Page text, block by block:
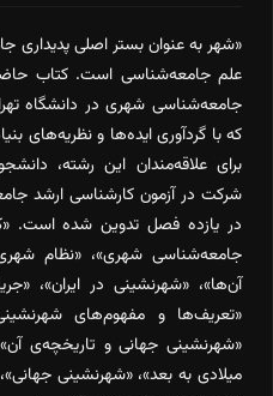
«شهر به عنوان بستر اصلی پدیداری
علم جامعه‌شناسی است. کتاب
جامعه‌شناسی شهری در دانشگاه
که با گردآوری ایده‌ها و نظریه‌های
برای علاقه‌مندان این رشته،
شرکت در آزمون کارشناسی ارشد
در یازده فصل تدوین شده است.
جامعه‌شناسی شهری»، «نظام
آن‌ها»، «شهرنشینی در ایران»،
«تعریف‌ها و مفهوم‌های
میلادی به بعد»، «شهرنشینی